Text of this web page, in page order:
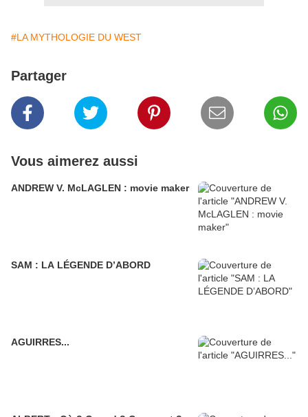
#LA MYTHOLOGIE DU WEST
Partager
Vous aimerez aussi
ANDREW V. McLAGLEN : movie maker
SAM : LA LÉGENDE D’ABORD
AGUIRRES...